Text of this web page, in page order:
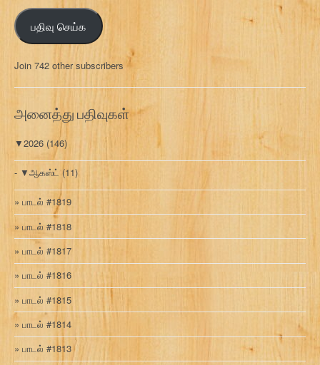
ஞ்
ச
ல்
க
வ
பதிவு செய்க
Join 742 other subscribers
அனைத்து பதிவுகள்
▼2026 (146)
▼ஆகஸ்ட் (11)
பாடல் #1819
பாடல் #1818
பாடல் #1817
பாடல் #1816
பாடல் #1815
பாடல் #1814
பாடல் #1813